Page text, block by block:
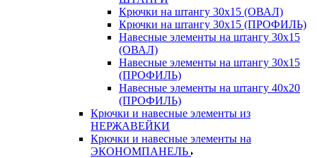
Крючки на штангу 30х15 (ОВАЛ)
Крючки на штангу 30х15 (ПРОФИЛЬ)
Навесные элементы на штангу 30х15
(ОВАЛ)
Навесные элементы на штангу 30х15
(ПРОФИЛЬ)
Навесные элементы на штангу 40х20
(ПРОФИЛЬ)
Крючки и навесные элементы из
НЕРЖАВЕЙКИ
Крючки и навесные элементы на
ЭКОНОМПАНЕЛЬ